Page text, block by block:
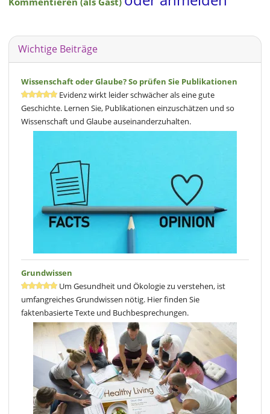
Wichtige Beiträge
Wissenschaft oder Glaube? So prüfen Sie Publikationen
Evidenz wirkt leider schwächer als eine gute
Geschichte. Lernen Sie, Publikationen einzuschätzen und so
Wissenschaft und Glaube auseinanderzuhalten.
Grundwissen
Um Gesundheit und Ökologie zu verstehen, ist
umfangreiches Grundwissen nötig. Hier finden Sie
faktenbasierte Texte und Buchbesprechungen.